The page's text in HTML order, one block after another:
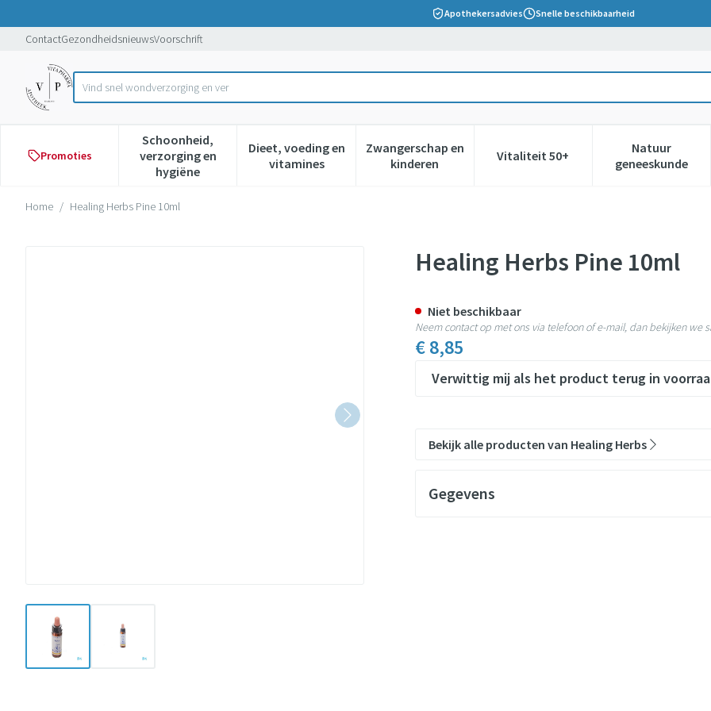
Apothekersadvies Snelle beschikbaarheid
ContactGezondheidsnieuwsVoorschrift
Product, merk, categorie...
Vind snel w
Promoties
Schoonheid,
verzorging en
hygiëne
Toon submenu voor Schoonheid, verzorging en hygiëne categorie
Dieet, voeding en
vitaminesToon submenu voor Dieet, voeding en vitamines categorie
Zwangerschap en
kinderenToon submenu voor Zwangerschap en kinderen
Vitaliteit 50+Toon submenu voor Vitaliteit
Natuur
geneeskunde
Toon
Home / Healing Herbs Pine 10ml
View larger image
Healing Herbs Pine 10ml
€ 8,85
Verwittig mij als het product terug in
Niet beschikbaar
Neem contact op met ons via telefoon of e-mail, dan bekijken we
Bekijk alle producten van Healing Herbs
Gegevens